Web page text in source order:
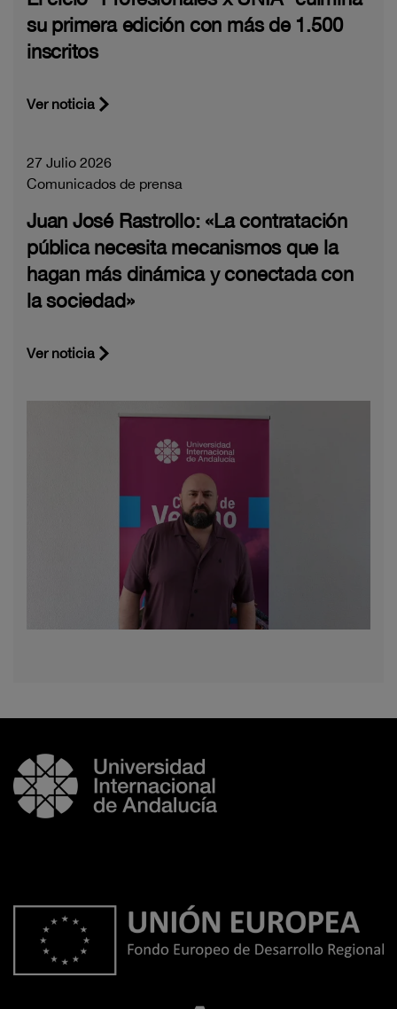
su primera edición con más de 1.500
inscritos
Ver noticia
27 Julio 2026
Comunicados de prensa
Juan José Rastrollo: «La contratación
pública necesita mecanismos que la
hagan más dinámica y conectada con
la sociedad»
Ver noticia